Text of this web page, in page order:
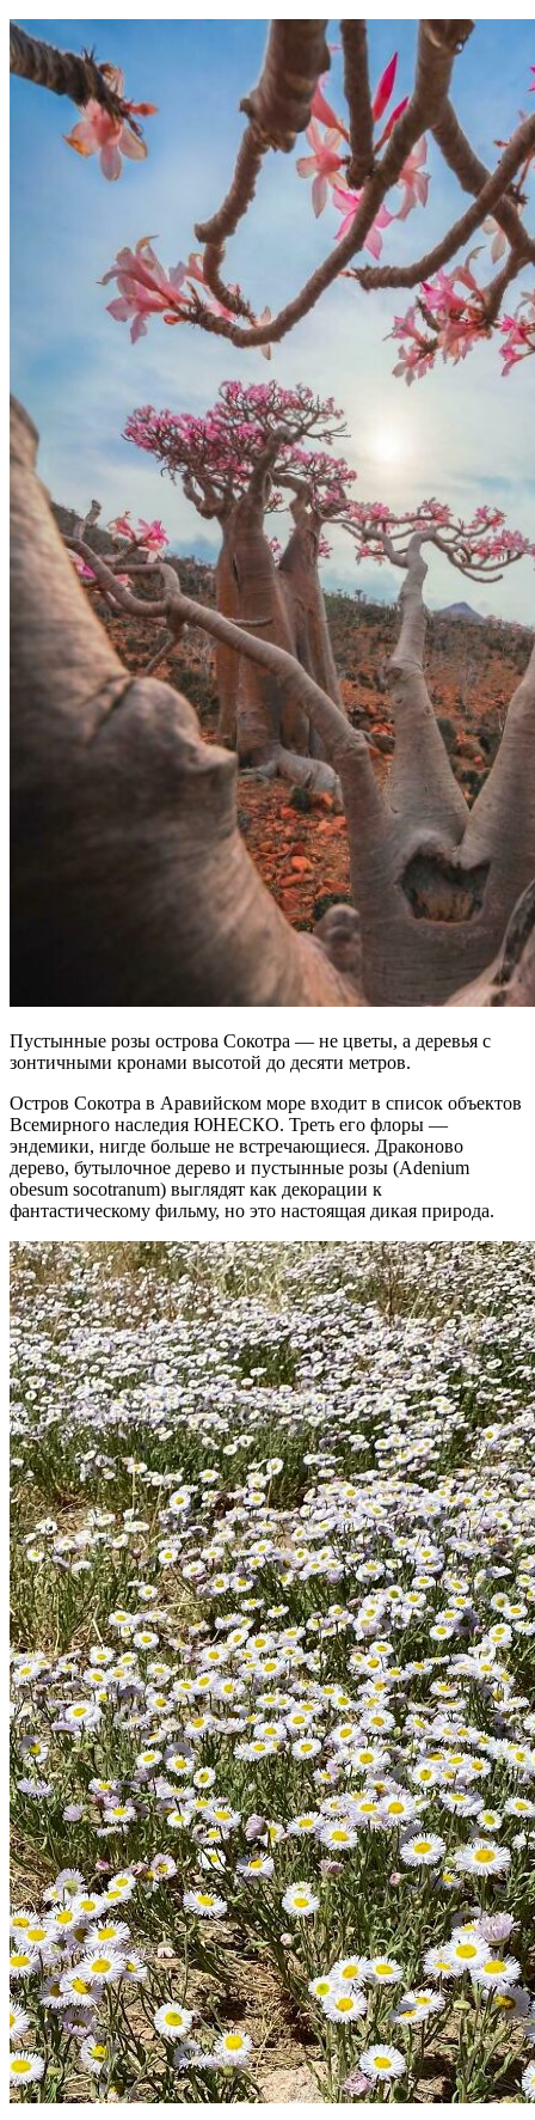
Пустынные розы острова Сокотра — не цветы, а деревья с
зонтичными кронами высотой до десяти метров.
Остров Сокотра в Аравийском море входит в список объектов
Всемирного наследия ЮНЕСКО. Треть его флоры —
эндемики, нигде больше не встречающиеся. Драконово
дерево, бутылочное дерево и пустынные розы (Adenium
obesum socotranum) выглядят как декорации к
фантастическому фильму, но это настоящая дикая природа.